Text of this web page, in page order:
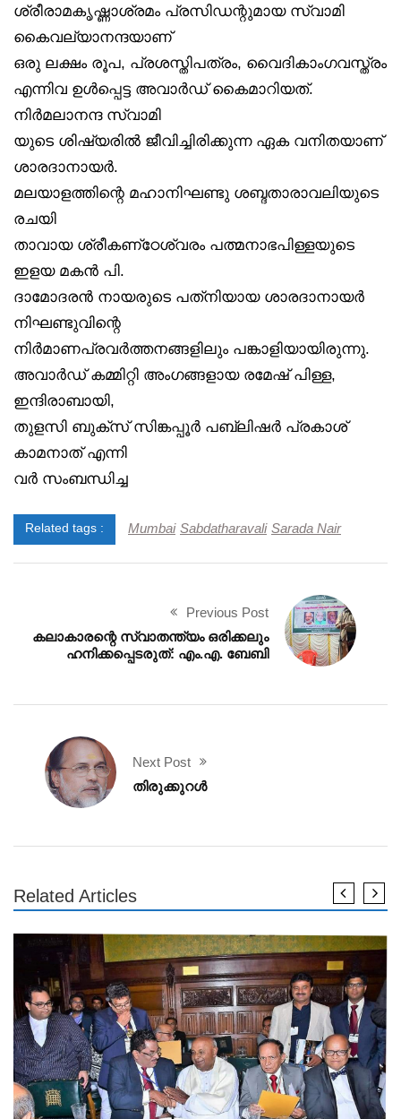
ശ്രീരാമകൃഷ്ണാശ്രമം പ്രസിഡന്റുമായ സ്വാമി
കൈവല്യാനന്ദയാണ്
ഒരു ലക്ഷം രൂപ, പ്രശസ്തിപത്രം, വൈദികാംഗവസ്ത്രം
എന്നിവ ഉൾപ്പെട്ട അവാർഡ് കൈമാറിയത്.
നിർമലാനന്ദ സ്വാമി
യുടെ ശിഷ്യരിൽ ജീവിച്ചിരിക്കുന്ന ഏക വനിതയാണ്
ശാരദാനായർ.
മലയാളത്തിന്റെ മഹാനിഘണ്ടു ശബ്ദതാരാവലിയുടെ
രചയി
താവായ ശ്രീകണ്‌ഠേശ്വരം പത്മനാഭപിള്ളയുടെ
ഇളയ മകൻ പി.
ദാമോദരൻ നായരുടെ പത്‌നിയായ ശാരദാനായർ
നിഘണ്ടുവിന്റെ
നിർമാണപ്രവർത്തനങ്ങളിലും പങ്കാളിയായിരുന്നു.
അവാർഡ് കമ്മിറ്റി അംഗങ്ങളായ രമേഷ് പിള്ള,
ഇന്ദിരാബായി,
തുളസി ബുക്‌സ് സിങ്കപ്പൂർ പബ്ലിഷർ പ്രകാശ്
കാമനാത് എന്നി
വർ സംബന്ധിച്ച
Related tags : Mumbai Sabdatharavali Sarada Nair
Previous Post
കലാകാരന്റെ സ്വാതന്ത്യം ഒരിക്കലും
ഹനിക്കപ്പെടരുത്: എം.എ. ബേബി
Next Post
തിരുക്കുറൾ
Related Articles